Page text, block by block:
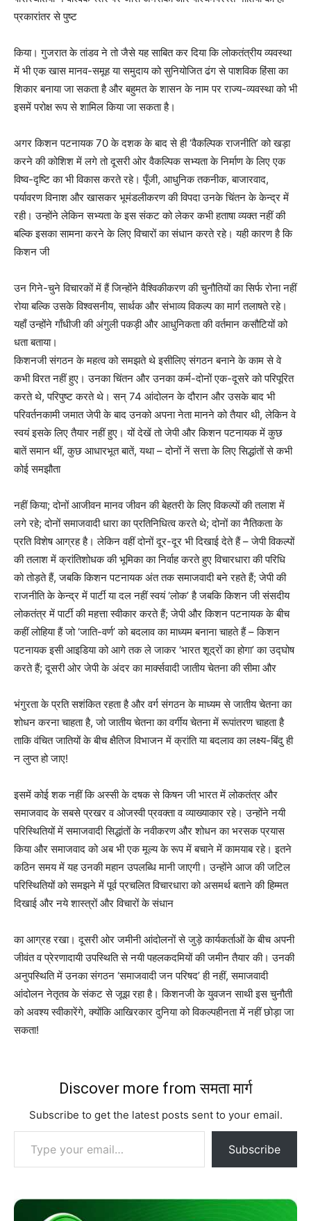
प्रकारांतर से पुष्ट
किया। गुजरात के तांडव ने तो जैसे यह साबित कर दिया कि लोकतंत्रीय व्यवस्था
में भी एक खास मानव-समूह या समुदाय को सुनियोजित ढंग से पाशविक हिंसा का
शिकार बनाया जा सकता है और बहुमत के शासन के नाम पर राज्य-व्यवस्था को भी
इसमें परोक्ष रूप से शामिल किया जा सकता है।
अगर किशन पटनायक 70 के दशक के बाद से ही ‘वैकल्पिक राजनीति’ को खड़ा
करने की कोशिश में लगे तो दूसरी ओर वैकल्पिक सभ्यता के निर्माण के लिए एक
विष्व-दृष्टि का भी विकास करते रहे। पूँजी, आधुनिक तकनीक, बाजारवाद,
पर्यावरण विनाश और खासकर भूमंडलीकरण की विपदा उनके चिंतन के केन्द्र में
रही। उन्होंने लेकिन सभ्यता के इस संकट को लेकर कभी हताषा व्यक्त नहीं की
बल्कि इसका सामना करने के लिए विचारों का संधान करते रहे। यही कारण है कि
किशन जी
उन गिने-चुने विचारकों में हैं जिन्होंने वैश्विकीकरण की चुनौतियों का सिर्फ रोना नहीं
रोया बल्कि उसके विश्वसनीय, सार्थक और संभाव्य विकल्प का मार्ग तलाषते रहे।
यहाँ उन्होंने गाँधीजी की अंगुली पकड़ी और आधुनिकता की वर्तमान कसौटियों को
धता बताया।
किशनजी संगठन के महत्व को समझते थे इसीलिए संगठन बनाने के काम से वे
कभी विरत नहीं हुए। उनका चिंतन और उनका कर्म-दोनों एक-दूसरे को परिपूरित
करते थे, परिपुष्ट करते थे। सन् 74 आंदोलन के दौरान और उसके बाद भी
परिवर्तनकामी जमात जेपी के बाद उनको अपना नेता मानने को तैयार थी, लेकिन वे
स्वयं इसके लिए तैयार नहीं हुए। यों देखें तो जेपी और किशन पटनायक में कुछ
बातें समान थीं, कुछ आधारभूत बातें, यथा – दोनों नें सत्ता के लिए सिद्धांतों से कभी
कोई समझौता
नहीं किया; दोनों आजीवन मानव जीवन की बेहतरी के लिए विकल्पों की तलाश में
लगे रहे; दोनों समाजवादी धारा का प्रतिनिधित्व करते थे; दोनों का नैतिकता के
प्रति विशेष आग्रह है। लेकिन वहीं दोनों दूर-दूर भी दिखाई देते हैं – जेपी विकल्पों
की तलाश में क्रांतिशोधक की भूमिका का निर्वाह करते हुए विचारधारा की परिधि
को तोड़ते हैं, जबकि किशन पटनायक अंत तक समाजवादी बने रहते हैं; जेपी की
राजनीति के केन्द्र में पार्टी या दल नहीं स्वयं ‘लोक’ है जबकि किशन जी संसदीय
लोकतंत्र में पार्टी की महत्ता स्वीकार करते हैं; जेपी और किशन पटनायक के बीच
कहीं लोहिया हैं जो ‘जाति-वर्ण’ को बदलाव का माध्यम बनाना चाहते हैं – किशन
पटनायक इसी आइडिया को आगे तक ले जाकर ‘भारत शूद्रों का होगा’ का उद्घोष
करते हैं; दूसरी ओर जेपी के अंदर का मार्क्सवादी जातीय चेतना की सीमा और
भंगुरता के प्रति सशंकित रहता है और वर्ग संगठन के माध्यम से जातीय चेतना का
शोधन करना चाहता है, जो जातीय चेतना का वर्गीय चेतना में रूपांतरण चाहता है
ताकि वंचित जातियों के बीच क्षैतिज विभाजन में क्रांति या बदलाव का लक्ष्य-बिंदु ही
न लुप्त हो जाए!
इसमें कोई शक नहीं कि अस्सी के दषक से किषन जी भारत में लोकतंत्र और
समाजवाद के सबसे प्रखर व ओजस्वी प्रवक्ता व व्याख्याकार रहे। उन्होंने नयी
परिस्थितियों में समाजवादी सिद्धांतों के नवीकरण और शोधन का भरसक प्रयास
किया और समाजवाद को अब भी एक मूल्य के रूप में बचाने में कामयाब रहे। इतने
कठिन समय में यह उनकी महान उपलब्धि मानी जाएगी। उन्होंने आज की जटिल
परिस्थितियों को समझने में पूर्व प्रचलित विचारधारा को असमर्थ बताने की हिम्मत
दिखाई और नये शास्त्रों और विचारों के संधान
का आग्रह रखा। दूसरी ओर जमीनी आंदोलनों से जुड़े कार्यकर्ताओं के बीच अपनी
जीवंत व प्रेरणादायी उपस्थिति से नयी पहलकदमियों की जमीन तैयार की। उनकी
अनुपस्थिति में उनका संगठन ‘समाजवादी जन परिषद’ ही नहीं, समाजवादी
आंदोलन नेतृतव के संकट से जूझ रहा है। किशनजी के युवजन साथी इस चुनौती
को अवश्य स्वीकारेंगे, क्योंकि आखिरकार दुनिया को विकल्पहीनता में नहीं छोड़ा जा
सकता!
Discover more from समता मार्ग
Subscribe to get the latest posts sent to your email.
Type your email…
Subscribe